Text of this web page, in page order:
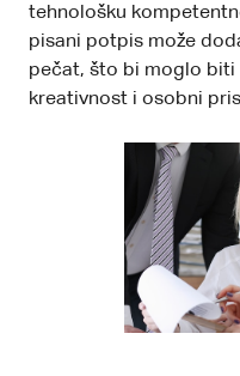
tehnološku
pisani potpis može
pečat, što bi moglo biti
kreativnost i osobni